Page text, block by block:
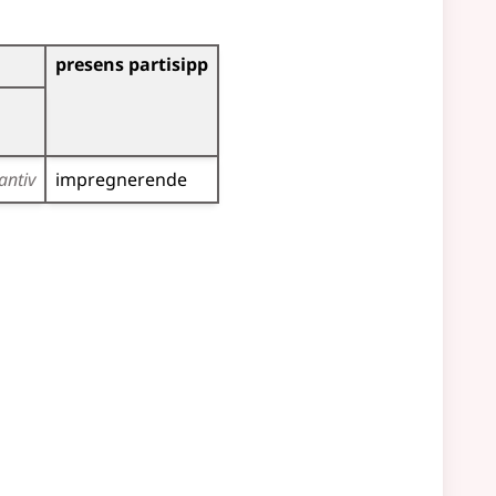
presens partisipp
impregnerende